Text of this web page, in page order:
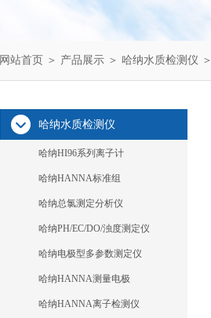
网站首页 ＞ 产品展示 ＞ 哈纳水质检测仪 ＞
哈纳水质检测仪
哈纳HI96系列离子计
哈纳HANNA标准组
哈纳总氯测定分析仪
哈纳PH/EC/DO/浊度测定仪
哈纳电极型多参数测定仪
哈纳HANNA测量电极
哈纳HANNA离子检测仪